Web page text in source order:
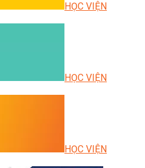
HỌC VIỆN
HỌC VIỆN
HỌC VIỆN